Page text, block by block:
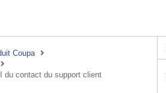
Coupa
du contact du support client